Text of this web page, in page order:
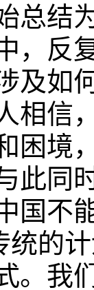
总结
，反
及如
相信
困境
此同
国不
统的
。我